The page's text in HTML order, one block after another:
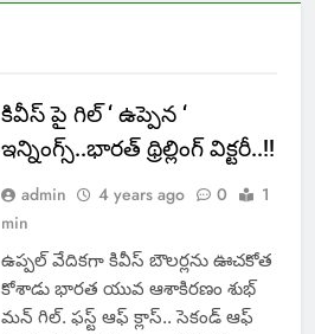
కివీస్ పై గిల్ ‘ ఉప్పెన ‘
ఇన్నింగ్స్..భారత్ థ్రిల్లింగ్ విక్టరీ..!!
admin 4 years ago 0
1
min
ఉప్పల్ వేదికగా కివీస్ బౌలర్లను ఊచకోత
కోశాడు భారత యువ ఆశాకిరణం శుభ్
మన్ గిల్. ఫస్ట్ ఆఫ్ క్లాస్.. సెకండ్ ఆఫ్